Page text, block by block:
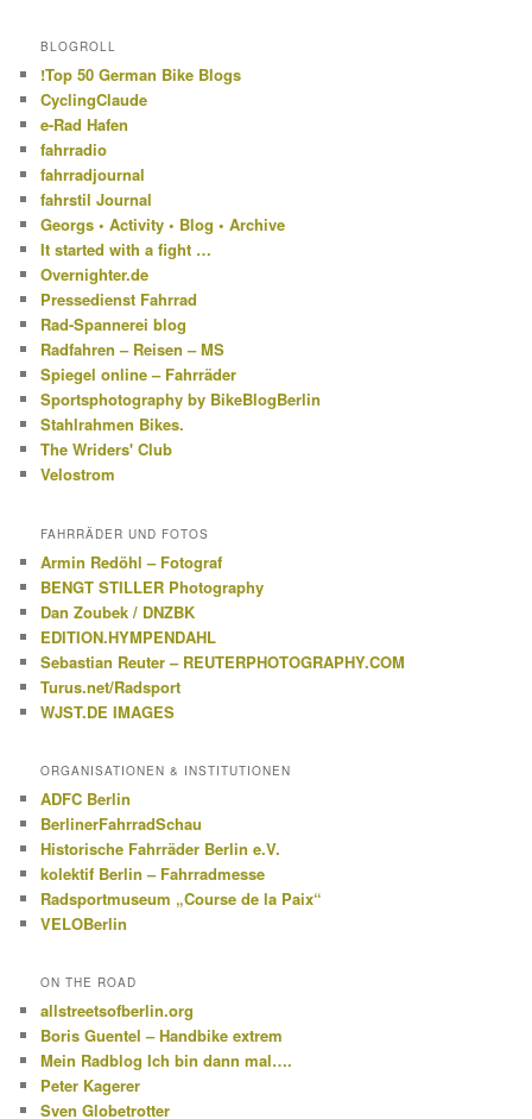
BLOGROLL
!Top 50 German Bike Blogs
CyclingClaude
e-Rad Hafen
fahrradio
fahrradjournal
fahrstil Journal
Georgs • Activity • Blog • Archive
It started with a fight …
Overnighter.de
Pressedienst Fahrrad
Rad-Spannerei blog
Radfahren – Reisen – MS
Spiegel online – Fahrräder
Sportsphotography by BikeBlogBerlin
Stahlrahmen Bikes.
The Wriders' Club
Velostrom
FAHRRÄDER UND FOTOS
Armin Redöhl – Fotograf
BENGT STILLER Photography
Dan Zoubek / DNZBK
EDITION.HYMPENDAHL
Sebastian Reuter – REUTERPHOTOGRAPHY.COM
Turus.net/Radsport
WJST.DE IMAGES
ORGANISATIONEN & INSTITUTIONEN
ADFC Berlin
BerlinerFahrradSchau
Historische Fahrräder Berlin e.V.
kolektif Berlin – Fahrradmesse
Radsportmuseum „Course de la Paix“
VELOBerlin
ON THE ROAD
allstreetsofberlin.org
Boris Guentel – Handbike extrem
Mein Radblog Ich bin dann mal….
Peter Kagerer
Sven Globetrotter